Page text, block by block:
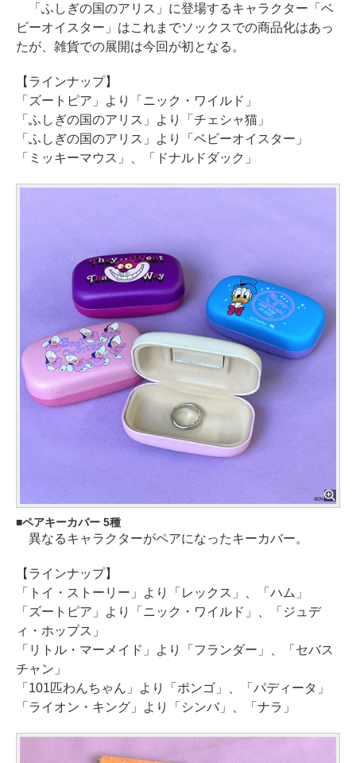
「ふしぎの国のアリス」に登場するキャラクター「ベ
ビーオイスター」はこれまでソックスでの商品化はあっ
たが、雑貨での展開は今回が初となる。
【ラインナップ】
「ズートピア」より「ニック・ワイルド」
「ふしぎの国のアリス」より「チェシャ猫」
「ふしぎの国のアリス」より「ベビーオイスター」
「ミッキーマウス」、「ドナルドダック」
ペアキーカバー 5種
異なるキャラクターがペアになったキーカバー。
【ラインナップ】
「トイ・ストーリー」より「レックス」、「ハム」
「ズートピア」より「ニック・ワイルド」、「ジュデ
ィ・ホップス」
「リトル・マーメイド」より「フランダー」、「セバス
チャン」
「101匹わんちゃん」より「ポンゴ」、「パディータ」
「ライオン・キング」より「シンバ」、「ナラ」